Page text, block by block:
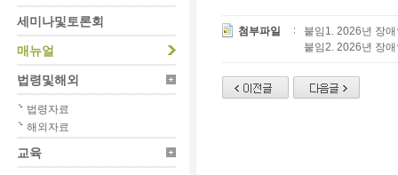
세미나및토론회
매뉴얼
법령및해외
법령자료
해외자료
교육
첨부파일
붙임1. 2026년 장
붙임2. 2026년 장